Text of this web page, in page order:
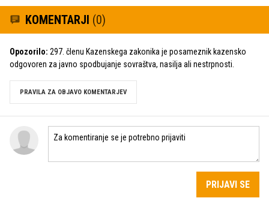
KOMENTARJI (0)
Opozorilo: 297. členu Kazenskega zakonika je posameznik kazensko
odgovoren za javno spodbujanje sovraštva, nasilja ali nestrpnosti.
PRAVILA ZA OBJAVO KOMENTARJEV
PRIJAVI SE